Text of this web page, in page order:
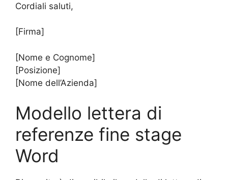
Cordiali saluti,
[Firma]
[Nome e Cognome]
[Posizione]
[Nome dell’Azienda]
Modello lettera di
referenze fine stage
Word